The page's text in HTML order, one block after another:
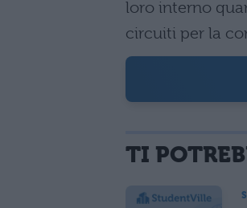
loro interno
circuiti per la
TI